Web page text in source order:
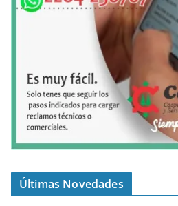
Últimas Novedades